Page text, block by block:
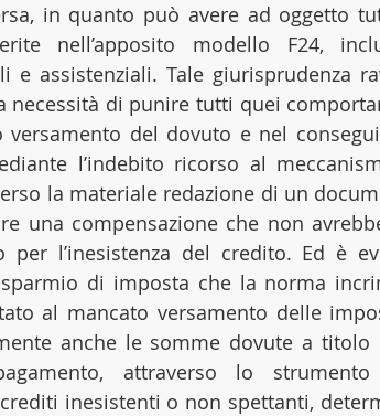
in quanto può avere ad oggetto
nell’apposito modello F24,
e assistenziali. Tale giurisprudenza
necessità di punire tutti quei
versamento del dovuto e nel
l’indebito ricorso al
la materiale redazione di un
una compensazione che non
per l’inesistenza del credito. Ed è
di imposta che la norma
al mancato versamento delle
anche le somme dovute a titolo
attraverso lo
inesistenti o non spettanti,